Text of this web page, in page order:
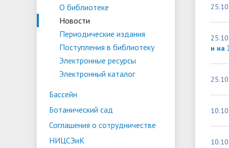
Национальные проекты Российской
Федерации
О библиотеке
Новости
Периодические издания
Поступления в библиотеку
Электронные ресурсы
Электронный каталог
Бассейн
Ботанический сад
Соглашения о сотрудничестве
НИЦСЭиК
и на